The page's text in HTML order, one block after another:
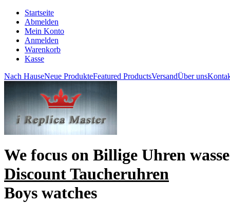
Startseite
Abmelden
Mein Konto
Anmelden
Warenkorb
Kasse
Nach HauseNeue ProdukteFeatured ProductsVersandÜber uns
We focus on Billige Uhren
Discount Taucheruhren
Boys watches